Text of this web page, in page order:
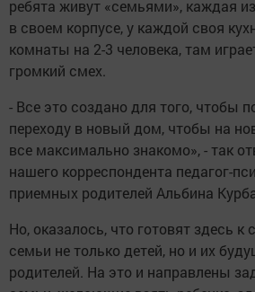
ребята живут «семьями», каждая
в своем корпусе, у каждой своя
комнаты на 2-3 человека, там
громкий смех.
- Все это создано для того, чтобы
переходу в новый дом, чтобы на
все максимально знакомо», - так
нашего корреспондента педагог-
приемных родителей Альбина
Но, оказалось, что готовят здесь к
семьи не только детей, но и их
родителей. На это и направлены